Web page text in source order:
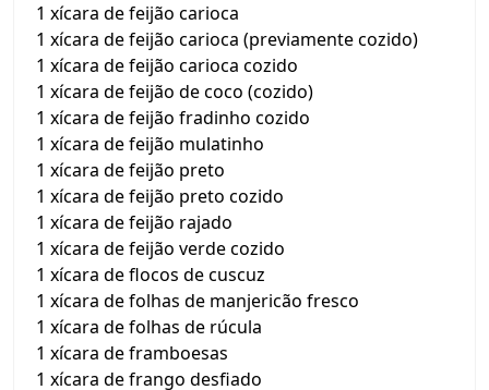
1 xícara de feijão carioca
1 xícara de feijão carioca (previamente cozido)
1 xícara de feijão carioca cozido
1 xícara de feijão de coco (cozido)
1 xícara de feijão fradinho cozido
1 xícara de feijão mulatinho
1 xícara de feijão preto
1 xícara de feijão preto cozido
1 xícara de feijão rajado
1 xícara de feijão verde cozido
1 xícara de flocos de cuscuz
1 xícara de folhas de manjericão fresco
1 xícara de folhas de rúcula
1 xícara de framboesas
1 xícara de frango desfiado